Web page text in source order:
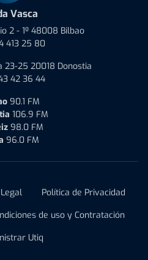
Vasca
2 - 1º 48008 Bilbao
413 25 80
23-25 20018 Donostia
42 36 44
90.1 FM
106.9 FM
98.0 FM
96.0 FM
Política de Privacidad
de uso y Contratación
Utiq